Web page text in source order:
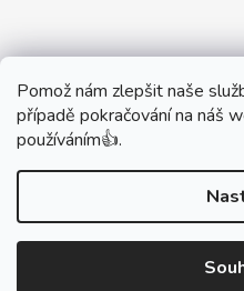
Pomož nám zlepšit naše
případě pokračování na náš
používáním👍.
Partner
Partner Eshop
DŮM